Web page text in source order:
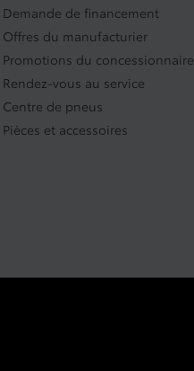
Demande de financement
Offres du manufacturier
Promotions du concessionnaire
Rendez-vous au service
Centre de pneus
Pièces et accessoires